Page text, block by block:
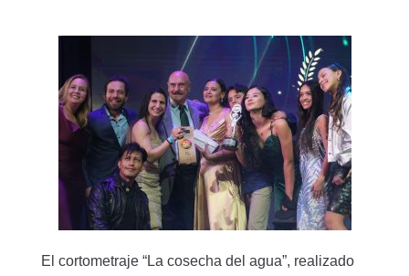
El cortometraje “La cosecha del agua”, realizado